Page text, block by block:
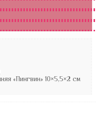
«Пингвин» 10×5,5×2 см